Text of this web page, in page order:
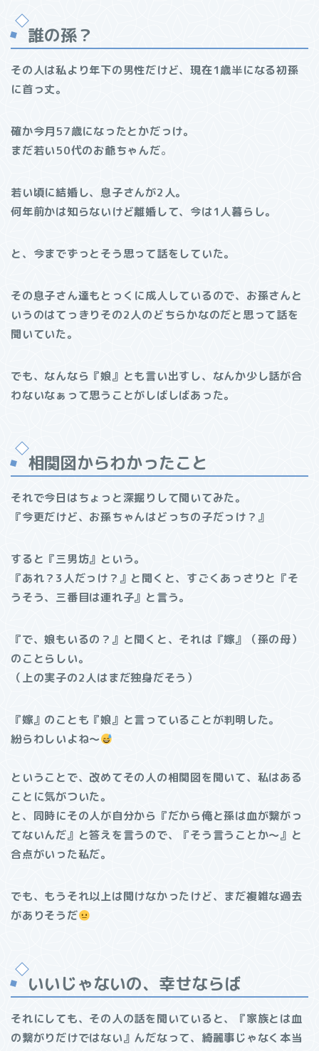
誰の孫？
その人は私より年下の男性だけど、現在1歳半になる初孫
に首っ丈。
確か今月57歳になったとかだっけ。
まだ若い50代のお爺ちゃんだ。
若い頃に結婚し、息子さんが2人。
何年前かは知らないけど離婚して、今は1人暮らし。
と、今までずっとそう思って話をしていた。
その息子さん達もとっくに成人しているので、お孫さんと
いうのはてっきりその2人のどちらかなのだと思って話を
聞いていた。
でも、なんなら『娘』とも言い出すし、なんか少し話が合
わないなぁって思うことがしばしばあった。
相関図からわかったこと
それで今日はちょっと深掘りして聞いてみた。
『今更だけど、お孫ちゃんはどっちの子だっけ？』
すると『三男坊』という。
『あれ？3人だっけ？』と聞くと、すごくあっさりと『そ
うそう、三番目は連れ子』と言う。
『で、娘もいるの？』と聞くと、それは『嫁』（孫の母）
のことらしい。
（上の実子の2人はまだ独身だそう）
『嫁』のことも『娘』と言っていることが判明した。
紛らわしいよね〜
ということで、改めてその人の相関図を聞いて、私はある
ことに気がついた。
と、同時にその人が自分から『だから俺と孫は血が繋がっ
てないんだ』と答えを言うので、『そう言うことか〜』と
合点がいった私だ。
でも、もうそれ以上は聞けなかったけど、まだ複雑な過去
がありそうだ
いいじゃないの、幸せならば
それにしても、その人の話を聞いていると、『家族とは血
の繋がりだけではない』んだなって、綺麗事じゃなく本当